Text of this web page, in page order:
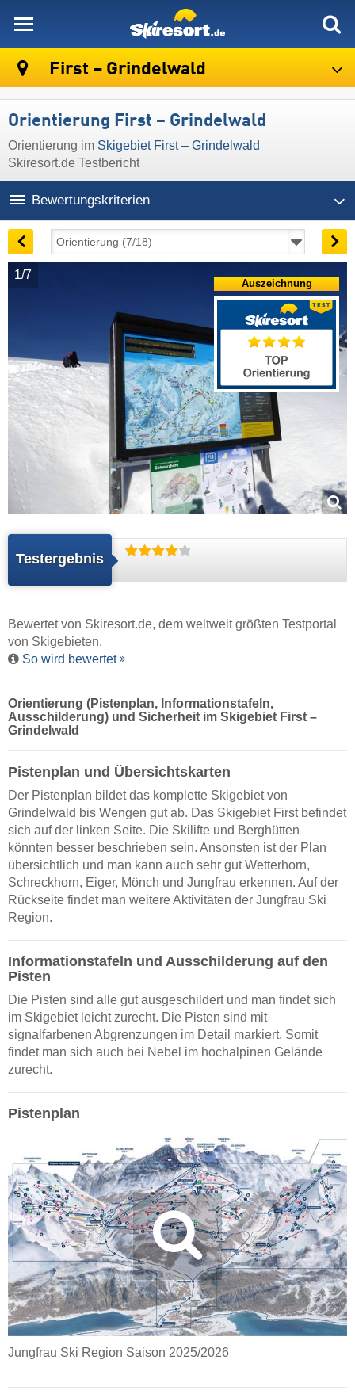
First – Grindelwald
Orientierung First – Grindelwald
Orientierung im Skigebiet First – Grindelwald
Skiresort.de Testbericht
Bewertungskriterien
1/7
Testergebnis
Auszeichnung
Bewertet von Skiresort.de, dem weltweit größten Testportal
von Skigebieten.
So wird bewertet
Orientierung (Pistenplan, Informationstafeln,
Ausschilderung) und Sicherheit im Skigebiet First –
Grindelwald
Pistenplan und Übersichtskarten
Der Pistenplan bildet das komplette Skigebiet von
Grindelwald bis Wengen gut ab. Das Skigebiet First befindet
sich auf der linken Seite. Die Skilifte und Berghütten
könnten besser beschrieben sein. Ansonsten ist der Plan
übersichtlich und man kann auch sehr gut Wetterhorn,
Schreckhorn, Eiger, Mönch und Jungfrau erkennen. Auf der
Rückseite findet man weitere Aktivitäten der Jungfrau Ski
Region.
Informationstafeln und Ausschilderung auf den
Pisten
Die Pisten sind alle gut ausgeschildert und man findet sich
im Skigebiet leicht zurecht. Die Pisten sind mit
signalfarbenen Abgrenzungen im Detail markiert. Somit
findet man sich auch bei Nebel im hochalpinen Gelände
zurecht.
Pistenplan
Jungfrau Ski Region Saison 2025/2026